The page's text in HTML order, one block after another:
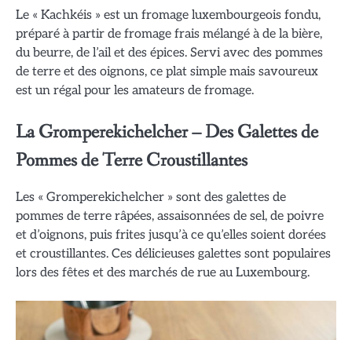
Le « Kachkéis » est un fromage luxembourgeois fondu,
préparé à partir de fromage frais mélangé à de la bière,
du beurre, de l’ail et des épices. Servi avec des pommes
de terre et des oignons, ce plat simple mais savoureux
est un régal pour les amateurs de fromage.
La Gromperekichelcher – Des Galettes de
Pommes de Terre Croustillantes
Les « Gromperekichelcher » sont des galettes de
pommes de terre râpées, assaisonnées de sel, de poivre
et d’oignons, puis frites jusqu’à ce qu’elles soient dorées
et croustillantes. Ces délicieuses galettes sont populaires
lors des fêtes et des marchés de rue au Luxembourg.